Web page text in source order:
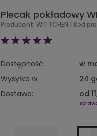
Plecak pokładowy
Producent:WITTCHEN | Kod
Dostępność:
w
Wysyłka w:
24
Dostawa:
od